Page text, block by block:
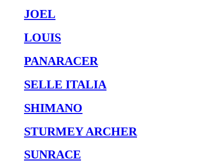
JOEL
LOUIS
PANARACER
SELLE ITALIA
SHIMANO
STURMEY ARCHER
SUNRACE